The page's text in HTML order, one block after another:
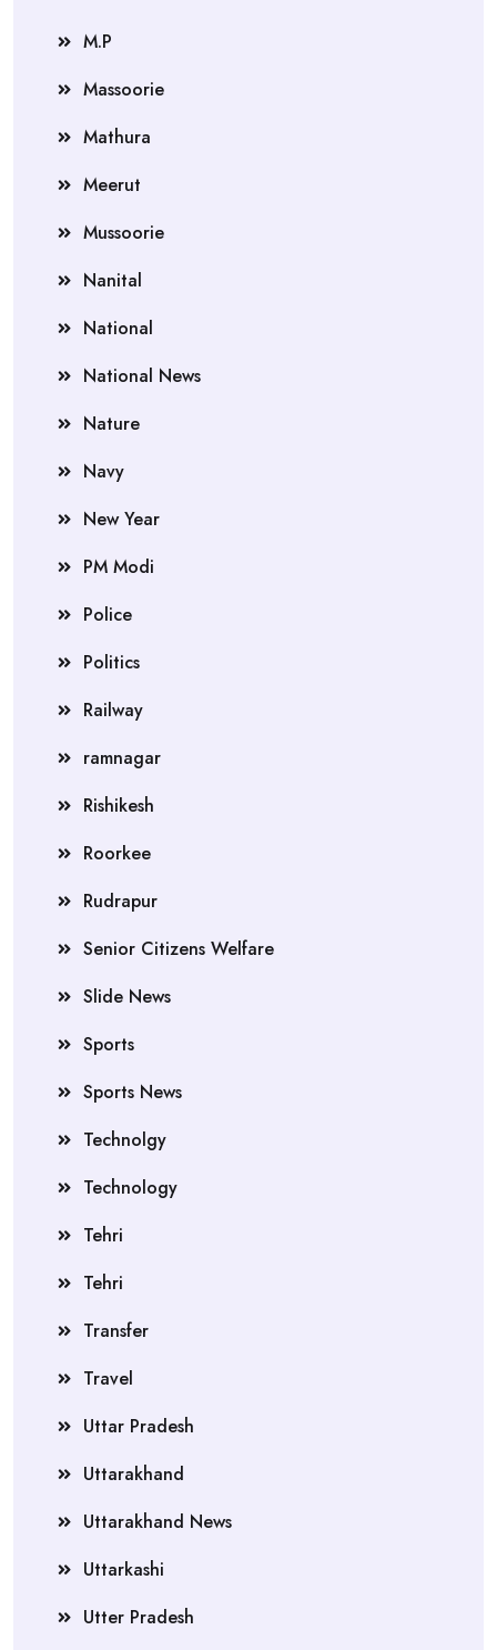
M.P
Massoorie
Mathura
Meerut
Mussoorie
Nanital
National
National News
Nature
Navy
New Year
PM Modi
Police
Politics
Railway
ramnagar
Rishikesh
Roorkee
Rudrapur
Senior Citizens Welfare
Slide News
Sports
Sports News
Technolgy
Technology
Tehri
Tehri
Transfer
Travel
Uttar Pradesh
Uttarakhand
Uttarakhand News
Uttarkashi
Utter Pradesh